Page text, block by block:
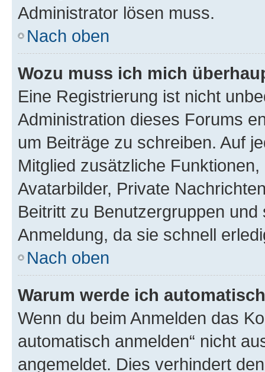
Administrator lösen muss.
Nach oben
Wozu muss ich mich
Eine Registrierung ist nicht
Administration dieses Forums
um Beiträge zu schreiben. Auf
Mitglied zusätzliche
Avatarbilder, Private
Beitritt zu Benutzergruppen
Anmeldung, da sie schnell
Nach oben
Warum werde ich
Wenn du beim Anmelden das
automatisch anmelden“ nicht
angemeldet. Dies verhindert